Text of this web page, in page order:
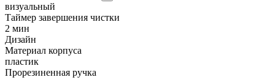
визуальный
Таймер завершения чистки
2 мин
Дизайн
Материал корпуса
пластик
Прорезиненная ручка